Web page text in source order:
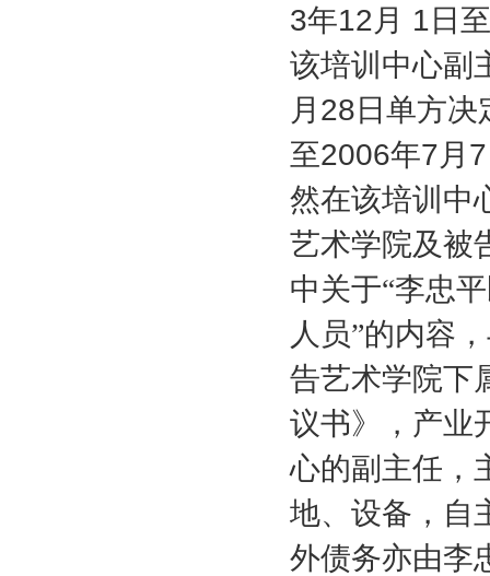
3年12月 1 日至
该培训中心副
月 28 日单方
至2006年7月 7
然在该培训中
艺术学院及被
中关于“李忠
人员”的内容
告艺术学院下
议书》，产业
心的副主任，
地、设备，自
外债务亦由李